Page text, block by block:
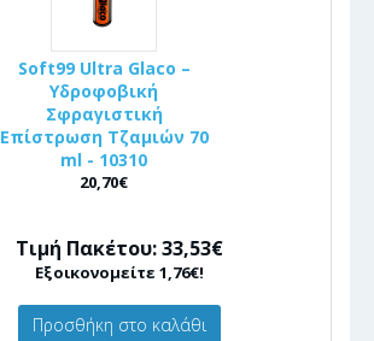
Soft99 Ultra Glaco –
Υδροφοβική
Σφραγιστική
Επίστρωση Τζαμιών 70
ml - 10310
20,70€
Τιμή Πακέτου: 33,53€
Εξοικονομείτε 1,76€!
Προσθήκη στο καλάθι